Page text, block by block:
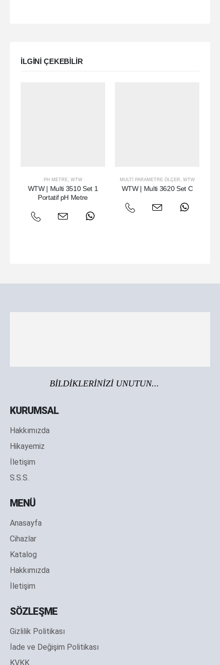
ILGINI ÇEKEBILIR
PH METRE, WTW
WTW | Multi 3510 Set 1
Portatif pH Metre
MULTI PARAMETRE ÖLÇER , WTW
WTW | Multi 3620 Set C
BİLDİKLERİNİZİ UNUTUN...
KURUMSAL
Hakkımızda
Hikayemiz
İletişim
S.S.S.
MENÜ
Anasayfa
Cihazlar
Katalog
Hakkımızda
İletişim
SÖZLEŞME
Gizlilik Politikası
İade ve Değişim Politikası
KVKK